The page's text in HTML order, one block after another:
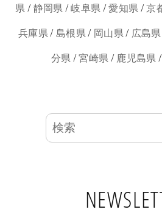
県 / 静岡県 /岐阜県 /愛知県 /京
兵庫県/ 島根県/ 岡山県/ 広島県
分県 /宮崎県 / 鹿児島県 /